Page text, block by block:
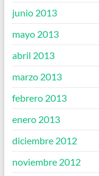
junio 2013
mayo 2013
abril 2013
marzo 2013
febrero 2013
enero 2013
diciembre 2012
noviembre 2012